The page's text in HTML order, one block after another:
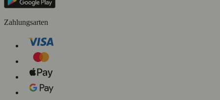
Zahlungsarten